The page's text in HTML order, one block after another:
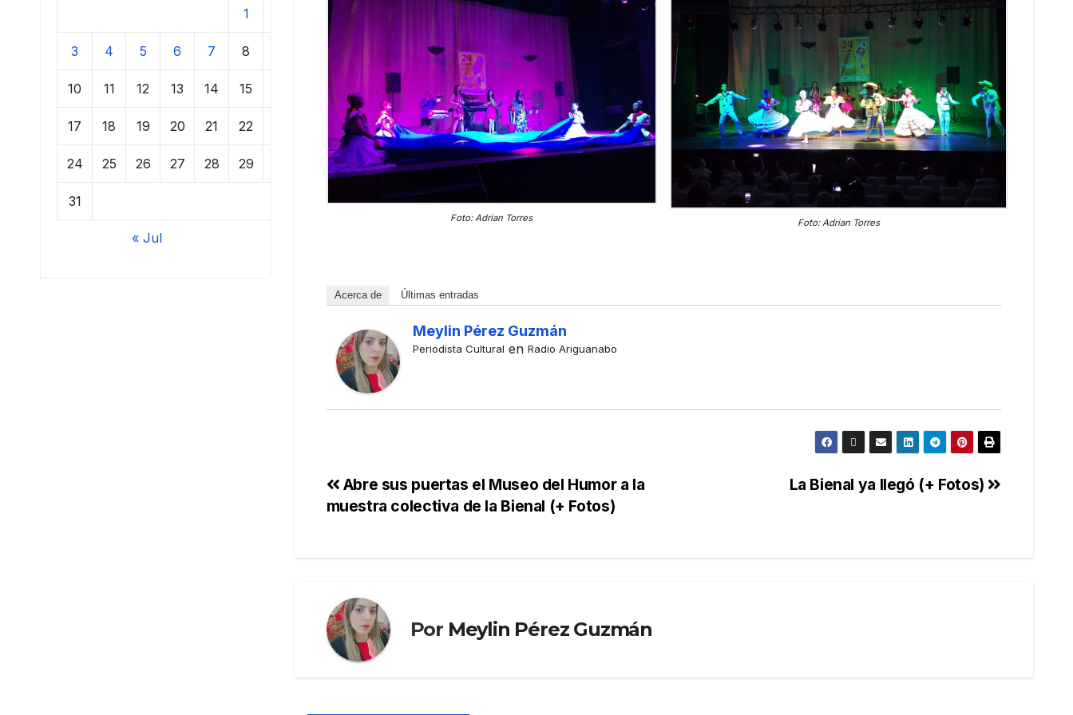
1
3 4 5 6 7 8
10 11 12 13 14 15
17 18 19 20 21 22
24 25 26 27 28 29
31
« Jul
Foto: Adrian Torres Foto: Adrian Torres
Acerca de Últimas entradas
Meylin Pérez Guzmán
Periodista Cultural en Radio Ariguanabo
La Bienal ya llegó (+ Fotos)
Abre sus puertas el Museo del Humor a la
muestra colectiva de la Bienal (+ Fotos)
Por Meylin Pérez Guzmán